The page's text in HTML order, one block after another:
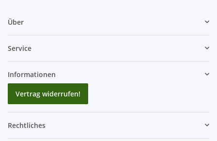
Über
Service
Informationen
Vertrag widerrufen!
Rechtliches